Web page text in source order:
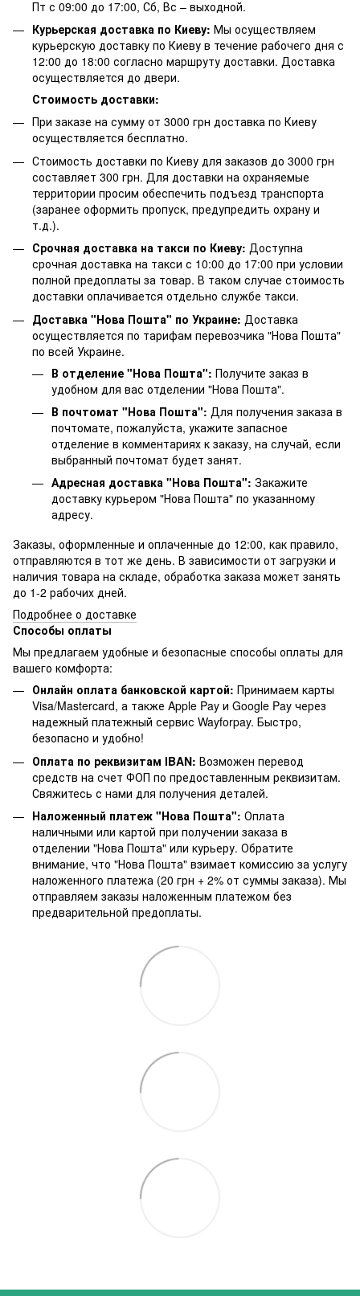
Пт с 09:00 до 17:00, Сб, Вс – выходной.
Курьерская доставка по Киеву: Мы осуществляем
курьерскую доставку по Киеву в течение рабочего дня с
12:00 до 18:00 согласно маршруту доставки. Доставка
осуществляется до двери.
Стоимость доставки:
При заказе на сумму от 3000 грн доставка по Киеву
осуществляется бесплатно.
Стоимость доставки по Киеву для заказов до 3000 грн
составляет 300 грн. Для доставки на охраняемые
территории просим обеспечить подъезд транспорта
(заранее оформить пропуск, предупредить охрану и
т.д.).
Срочная доставка на такси по Киеву: Доступна
срочная доставка на такси с 10:00 до 17:00 при условии
полной предоплаты за товар. В таком случае стоимость
доставки оплачивается отдельно службе такси.
Доставка "Нова Пошта" по Украине: Доставка
осуществляется по тарифам перевозчика "Нова Пошта"
по всей Украине.
В отделение "Нова Пошта": Получите заказ в
удобном для вас отделении "Нова Пошта".
В почтомат "Нова Пошта": Для получения заказа в
почтомате, пожалуйста, укажите запасное
отделение в комментариях к заказу, на случай, если
выбранный почтомат будет занят.
Адресная доставка "Нова Пошта": Закажите
доставку курьером "Нова Пошта" по указанному
адресу.
Заказы, оформленные и оплаченные до 12:00, как правило,
отправляются в тот же день. В зависимости от загрузки и
наличия товара на складе, обработка заказа может занять
до 1-2 рабочих дней.
Подробнее о доставке
Способы оплаты
Мы предлагаем удобные и безопасные способы оплаты для
вашего комфорта:
Онлайн оплата банковской картой: Принимаем карты
Visa/Mastercard, а также Apple Pay и Google Pay через
надежный платежный сервис Wayforpay. Быстро,
безопасно и удобно!
Оплата по реквизитам IBAN: Возможен перевод
средств на счет ФОП по предоставленным реквизитам.
Свяжитесь с нами для получения деталей.
Наложенный платеж "Нова Пошта": Оплата
наличными или картой при получении заказа в
отделении "Нова Пошта" или курьеру. Обратите
внимание, что "Нова Пошта" взимает комиссию за услугу
наложенного платежа (20 грн + 2% от суммы заказа). Мы
отправляем заказы наложенным платежом без
предварительной предоплаты.